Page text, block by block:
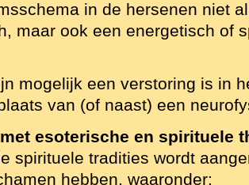
in de hersenen niet
maar ook een energetisch of
mogelijk een verstoring is in
van (of naast) een
esoterische en spirituele
spirituele tradities wordt
hebben, waaronder: